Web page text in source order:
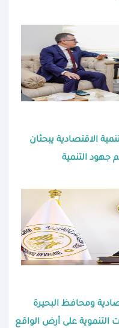
الاقتصادية يبحثان
جهود التنمية
ومحافظ البحيرة
التنموية على أرض الواقع